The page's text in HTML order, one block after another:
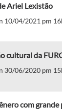
Ariel Lexistão
10/04/2021 pm
cultural da
30/06/2020 pm
com